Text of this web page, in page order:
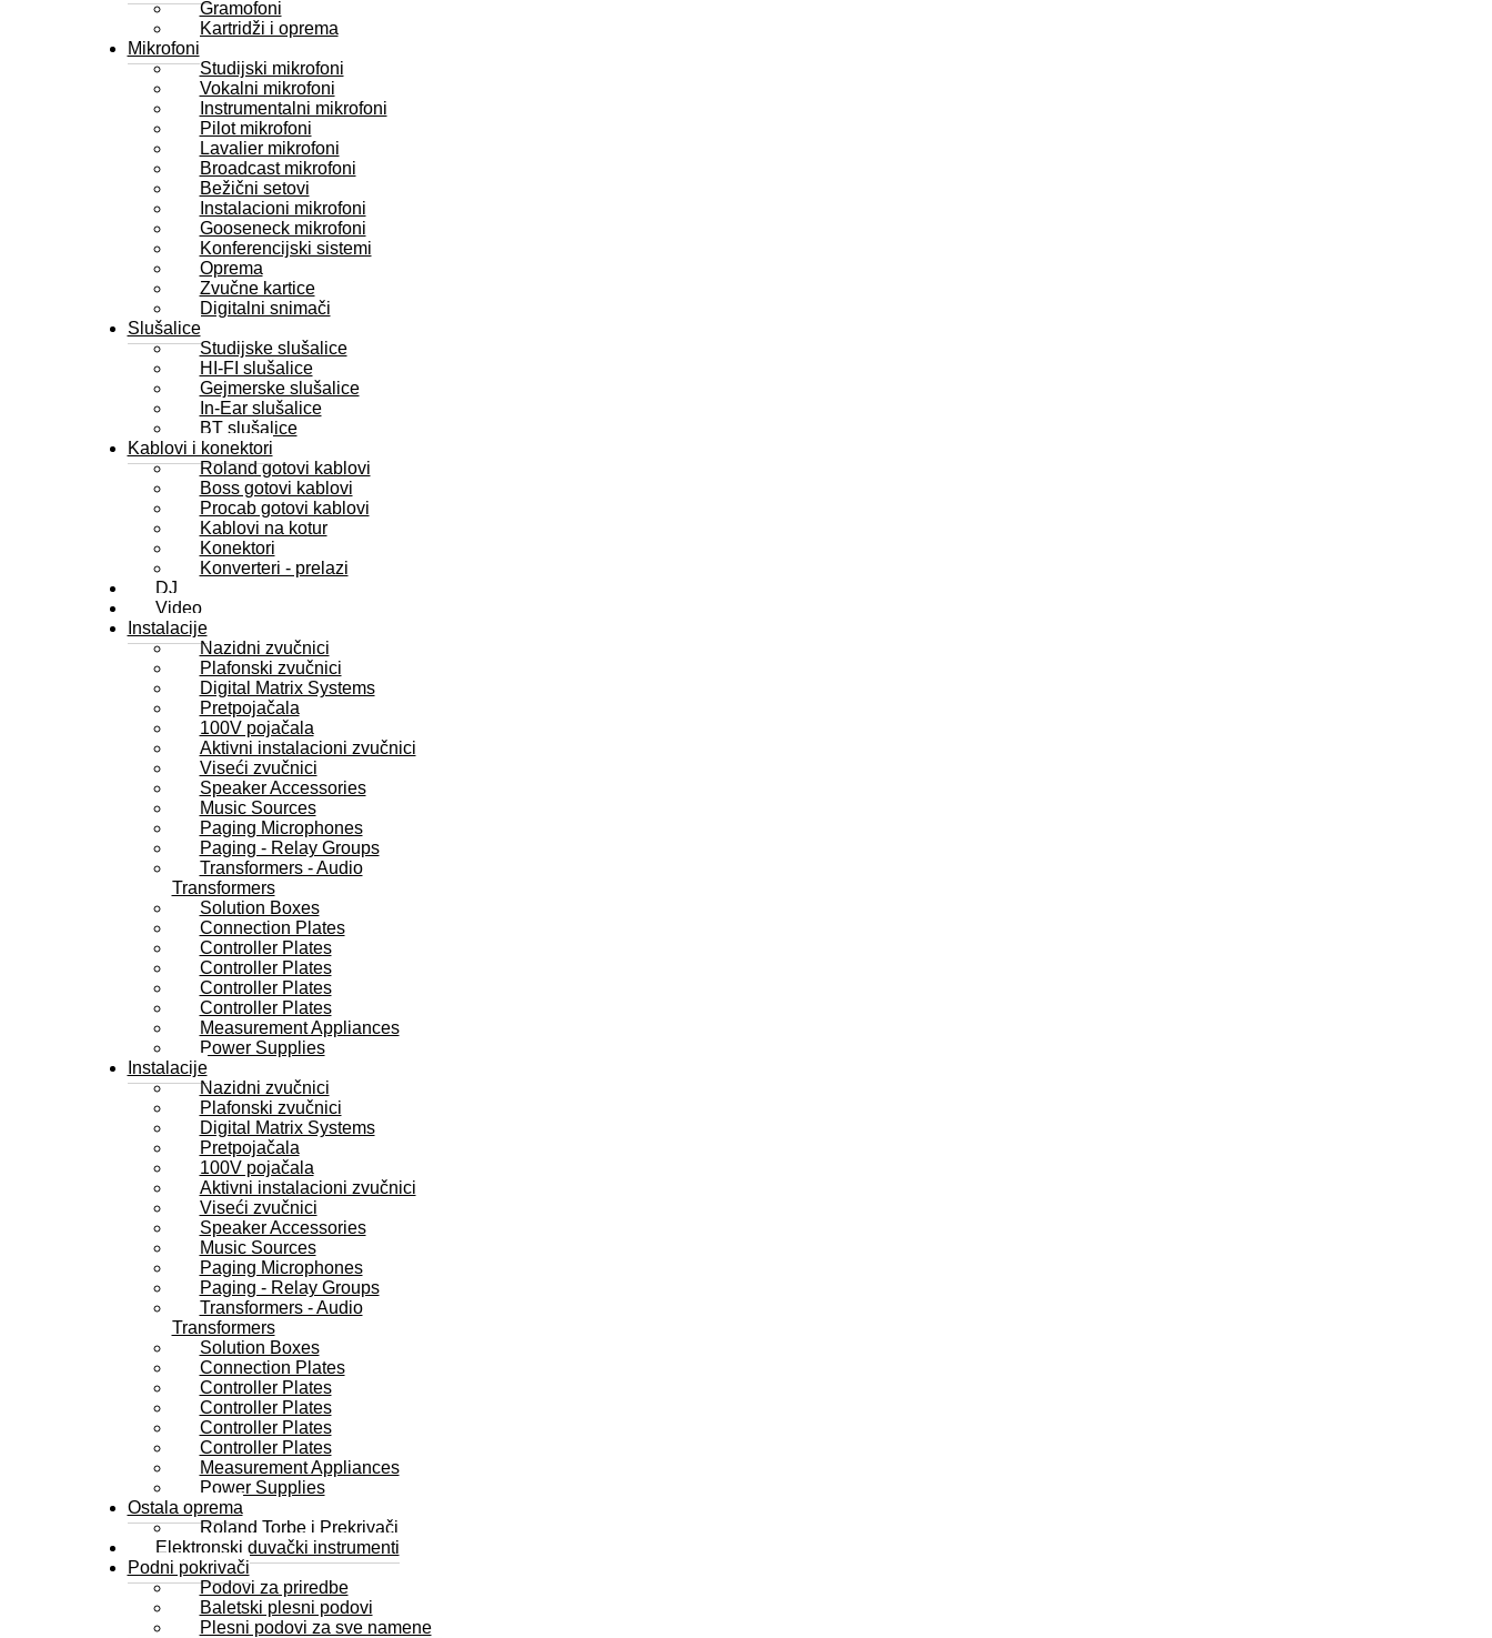
Gramofoni
Kartridži i oprema
Mikrofoni
Studijski mikrofoni
Vokalni mikrofoni
Instrumentalni mikrofoni
Pilot mikrofoni
Lavalier mikrofoni
Broadcast mikrofoni
Bežični setovi
Instalacioni mikrofoni
Gooseneck mikrofoni
Konferencijski sistemi
Oprema
Zvučne kartice
Digitalni snimači
Slušalice
Studijske slušalice
HI-FI slušalice
Gejmerske slušalice
In-Ear slušalice
BT slušalice
Kablovi i konektori
Roland gotovi kablovi
Boss gotovi kablovi
Procab gotovi kablovi
Kablovi na kotur
Konektori
Konverteri - prelazi
DJ
Video
Instalacije
Nazidni zvučnici
Plafonski zvučnici
Digital Matrix Systems
Pretpojačala
100V pojačala
Aktivni instalacioni zvučnici
Viseći zvučnici
Speaker Accessories
Music Sources
Paging Microphones
Paging - Relay Groups
Transformers - Audio
Transformers
Solution Boxes
Connection Plates
Controller Plates
Controller Plates
Controller Plates
Controller Plates
Measurement Appliances
Power Supplies
Instalacije
Nazidni zvučnici
Plafonski zvučnici
Digital Matrix Systems
Pretpojačala
100V pojačala
Aktivni instalacioni zvučnici
Viseći zvučnici
Speaker Accessories
Music Sources
Paging Microphones
Paging - Relay Groups
Transformers - Audio
Transformers
Solution Boxes
Connection Plates
Controller Plates
Controller Plates
Controller Plates
Controller Plates
Measurement Appliances
Power Supplies
Ostala oprema
Roland Torbe i Prekrivači
Elektronski duvački instrumenti
Podni pokrivači
Podovi za priredbe
Baletski plesni podovi
Plesni podovi za sve namene